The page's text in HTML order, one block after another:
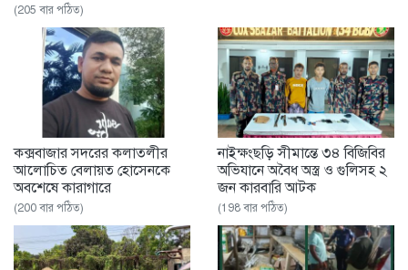
(205 বার পঠিত)
কক্সবাজার সদরের কলাতলীর
আলোচিত বেলায়ত হোসেনকে
অবশেষে কারাগারে
(200 বার পঠিত)
নাইক্ষংছড়ি সীমান্তে ৩৪ বিজিবির
অভিযানে অবৈধ অস্ত্র ও গুলিসহ ২
জন কারবারি আটক
(198 বার পঠিত)